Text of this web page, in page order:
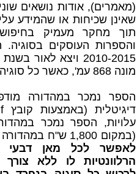
(מאמרים), אודות נושאים
שאינן שכיחות או שהמידע
תוך מחקר מעמיק
והספרות העוסקים
2010-2015 ויצא לאור בשנת 2015.
מונה 868 עמ', כאשר
כל סוגיה בו
הספר נמכר במהדורה
דיגיטלית (באמצעות קובץ pdf)
(במקום 1,800 ש"ח במהדורה מודפסת).
לאפשר לכל מאן דבעי
הרלוונטיות לו ללא